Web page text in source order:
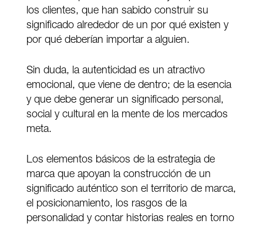
los clientes, que han sabido construir su
significado alrededor de un por qué existen y
por qué deberían importar a alguien.
Sin duda, la autenticidad es un atractivo
emocional, que viene de dentro; de la esencia
y que debe generar un significado personal,
social y cultural en la mente de los mercados
meta.
Los elementos básicos de la estrategia de
marca que apoyan la construcción de un
significado auténtico son el territorio de marca,
el posicionamiento, los rasgos de la
personalidad y contar historias reales en torno